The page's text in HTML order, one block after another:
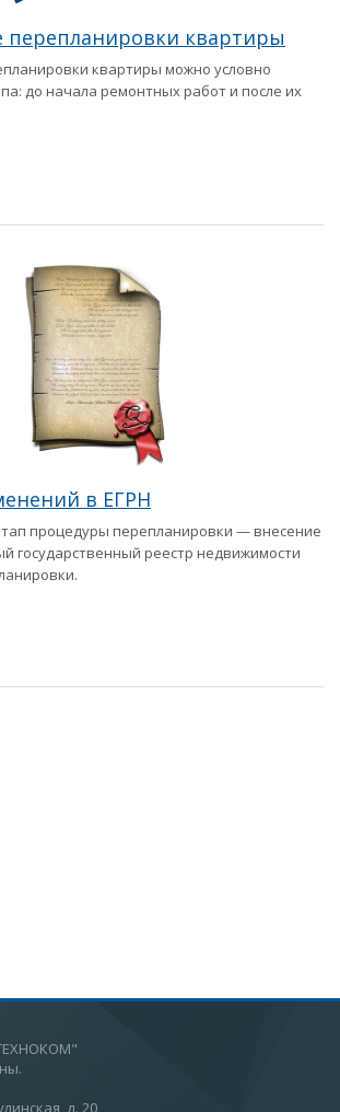
перепланировки квартиры
квартиры можно условно
до начала ремонтных работ и после их
в ЕГРН
процедуры перепланировки — внесение
государственный реестр недвижимости
д. 20